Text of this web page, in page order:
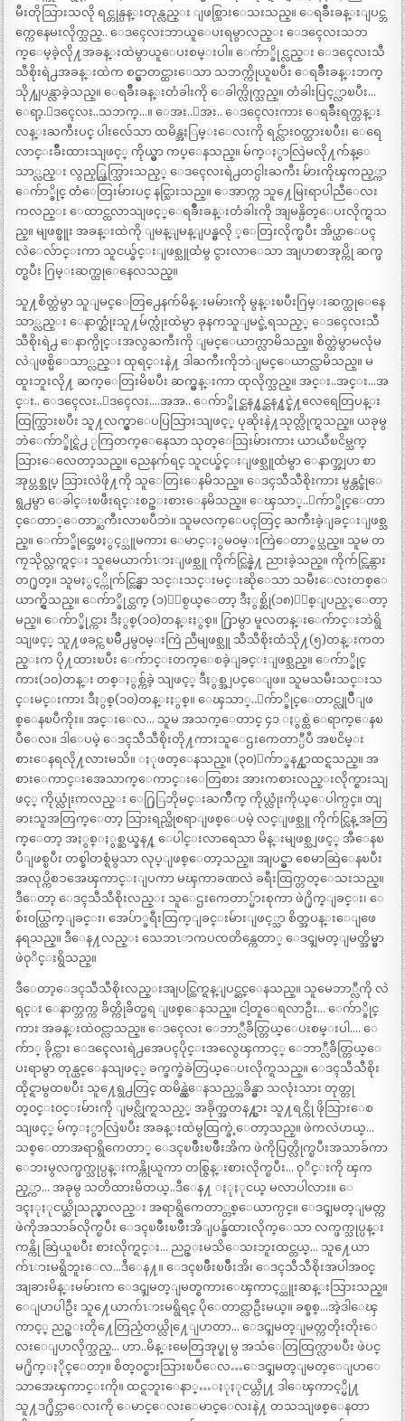
မီးတိုသြားသလို ရင္တုန္ပန္းတုန္လည္း ျဖစ္သြားေသးသည္။ ေရခ်ိဳးခန္းျပင္ဘ
က္ကေနေမးလိုက္သည္.. ေဒၚေလးဘာယူေပးရမွာလည္း ေဒၚေလးသဘ
က္ေမ့ခဲ့လို႔အခန္းထဲမွာယူေပးစမ္းပါ။ ေက်ာ္ခိုင္လည္း ေဒၚေလးသီ
သီစိုးရဲ႕အခန္းထဲက စင္မွာတင္ထားေသာ သဘက္ကိုယူၿပီး ေရခ်ိဳးခန္းဘက္
သို႔ျပန္လာခဲ့သည္။ ေရခ်ိဳးခန္းတံခါးကို ေခါက္လိုက္သည္။ တံခါးပြင့္လာၿပီး…
ေရာ့.ေဒၚေလး..သဘက္…။ ေအး..ေအး.. ေဒၚေလးကား ေရခ်ိဳးရက္တန္း
လန္းႀကီးပင္ ပါးလ်ေသာ ထမိန္အႏြမ္းေလးကို ရင္လ်ား၀တ္ထားၿပီး၊ ေရေ
လာင္းခ်ိဳးထားသျဖင့္ ကိုယ္မွာ ကပ္ေနသည္။ မ်က္ႏွာလြဲမလို႔က်န္ေ
သာ္လည္း လွည့္ထြက္သြားသည့္ ေဒၚေလးရဲ႕တင္ပါးႀကီး မ်ားကိုၾကည့္ကာ
ေက်ာ္ခိုင္ တံေတြးမ်ားပင္ နင္သြားသည္။ ေအာက္က သူ႔ေမြးရာပါညီေလး
ကလည္း ေထာင္ထလာသျဖင့္ေရခ်ိဳးခန္းတံခါးကို အျမန္ပိတ္ေပးလိုက္ရသ
ည္။ မျဖစ္ဖူး အခန္းထဲကို ျမန္ျမန္ျပန္မွလို ့ေတြးလိုက္ၿပီး အိပ္ယာေပၚ
လဲေလ်ာင္းကာ သူငယ္ခ်င္းျဖစ္သူထံမွ ငွားလာေသာ အျပာစာအုပ္ကို ဆက္ဖ
တ္ၿပီး ဂြမ္းဆက္ထုေနေလသည္။
သူ႔စိတ္ထဲမွာ သူျမင္ေတြ႕ေနက်မိန္းမမ်ားကို မွန္းၿပီးဂြမ္းဆက္ထုေနေ
သာ္လည္း ေနာက္ဆုံးသူ႔မ်က္လုံးထဲမွာ ခုနကသူျမင္ခဲ့ရသည့္ ေဒၚေလးသီ
သီစိုးရဲ႕ ေနာက္ပိုင္းအလွႀကီးကို ျမင္ေယာက္လာမိသည္။ စိတ္ထဲမွာမလုံမ
လဲျဖစ္မိေသာ္လည္း ထုရင္းနဲ႔ ဒါႀကီးကိုဘဲျမင္ေယာင္လာမိသည္။ မ
ထူးဘူးလို႔ ဆက္ေတြးမိၿပီး ဆက္မွန္းကာ ထုလိုက္သည္။ အင္း..အင္း…အ
င္း.. ေဒၚေလး..ေဒၚေလး….အအ.. ေက်ာ္ခိုင္ဆန႔္ငင္ဆန႔္ငင္နဲ႔လေရေတြပန္း
ထြက္သြားၿပီး သူ႔လက္မွာေပပြသြားသျဖင့္ ပုဆိုးနဲ႔သုတ္လိုက္ရသည္။ ယခုမွ
ဘဲေက်ာ္ခိုင္ရဲ႕ ႂကြတက္ေနေသာ သုတ္ေသြးမ်ားကား ယာယီၿငိမ္သက္
သြားေလေတာ့သည္။ ညေနက်ရင္ သူငယ္ခ်င္းျဖစ္သူထံမွာ ေနာက္အျပာ စာ
အုပ္တစ္အုပ္ သြားလဲဖို႔ကို သူေတြးေနမိသည္။ ေဒၚသီသီစိုးကား မွန္တင္ခုံေ
ရွ႕မွာ ေခါင္းၿဖီးရင္းစဥ္းစားေနမိသည္။ ေၾသာ္..ေက်ာ္ခိုင္ေတာ
င္ေတာ္ေတာ္ႀကီးလာၿပီဘဲ။ သူမလက္ေပၚတြင္ ႀကီးခဲ့ျခင္းျဖစ္သ
ည္။ ေက်ာ္ခိုင္အေဖႏွင့္သူမကား ေမာင္ႏွမ၀မ္းကြဲေတာ္စပ္သည္။ သူမ တ
ကၠသိုလ္တက္ရင္း သူမေယာက်ၤားျဖစ္သူ ကိုက်င္လြန္နဲ႔ ညားခဲ့သည္။ ကိုက်င္လြန္ကား
တ႐ုတ္။ သူမႏွင့္ကိုက်င္လြန္မွာ သင္းသင္းမင္းဆိုေသာ သမီးေလးတစ္ေ
ယာက္ရွိသည္။ ေက်ာ္ခိုင္ထက္ (၁)ႏွစ္ငယ္ေတာ့ ဒီႏွစ္ဆို(၁၈)ႏွစ္ျပည့္ေတာ့
မည္။ ေက်ာ္ခိုင္ကား ဒီႏွစ္(၁၀)တန္းႏွစ္။ ႐ြာမွာ မူလတန္းေက်ာင္းဘဲရွိ
သျဖင့္ သူ႔ဖခင္က ၿမိဳ႕မွ၀မ္းကြဲ ညီမျဖစ္သူ သီသီစိုးထံသို႔(၅)တန္းကတ
ည္းက ပို႔ထားၿပီး ေက်ာင္းတက္ေစခဲ့ျခင္းျဖစ္သည္။ ေက်ာ္ခိုင္
ကား(၁၀)တန္း တစ္ႏွစ္က်ခဲ့ သျဖင့္ ဒီႏွစ္အျပင္ေျဖ။ သူမသမီးသင္းသ
င္းမင္းကား ဒီႏွစ္(၁၀)တန္းႏွစ္။ ေၾသာ္..ေက်ာ္ခိုင္ေတာင္လူပ်ိဳျဖ
စ္ေနၿပီကိုး။ အင္းေလ… သူမ အသက္ေတာင္ ၄၁ ႏွစ္ထဲ ေရာက္ေနၿ
ပီေလ။ ဒါေပမဲ့ ေဒၚသီသီစိုးတို႔ကားသူေဌးကေတာ္ပီပီ အၿငိမ္း
စားေနရလို႔လားမသိ။ ႏုဖတ္ေနသည္။ (၃၀)ေက်ာ္ခန႔္သာထင္ရသည္။ အ
စားေကာင္းအေသာက္ေကာင္းေတြစား အားကစားလည္းလိုက္စားသျ
ဖင့္ ကိုယ္လုံးကလည္း ေ႐ြြဘိုမင္းႀကိဳက္ ကိုယ္လုံးကိုယ္ေပါက္ပင္။ တျ
ခားသူအတြက္ေတာ့ သြားရည္ယိုစရာျဖစ္ေပမဲ့ လင္ျဖစ္သူ ကိုက်င္လြန္ အတြ
က္ေတာ့ အႏွစ္ႏွစ္ဆယ္ခန႔္ ေပါင္းလာရေသာ မိန္းမျဖစ္သျဖင့္ အီေနၿ
ပီျဖစ္ၿပီး တစ္ခါတစ္ရံမွသာ လုပ္ျဖစ္ေတာ့သည္။ အျပင္မွာ စေမာဆြဲေနၿပီး
အလုပ္ကိစၥအေၾကာင္းျပကာ မၾကာခဏလဲ ခရီးထြက္တတ္ေသးသည္။
ဒီေတာ့ ေဒၚသီသီစိုးလည္း သူေဌးကေတာ္မ်ားစုကာ ဖဲ႐ိုက္ျခင္း၊ ေ
စ်း၀ယ္ထြက္ျခင္း၊ အေပ်ာ္ခရီးထြက္ျခင္းမ်ားျဖင့္သာ စိတ္အပန္းေျဖေ
နရသည္။ ဒီေန႔လည္း သေဘၤာကပၸတိန္ကေတာ္ ေဒၚျမတ္ျမတ္အိမ္မွာ
ဖဲ၀ုိင္းရွိသည္။
ဒီေတာ့ေဒၚသီသီစိုးလည္းအျပင္ထြက္ရန္ျပင္ဆင္ေနသည္။ သူမေဘာ္လီကို လဲ
ရင္း ေနာက္ဘက္က ခ်ိတ္ကိုခ်ိတ္မရ ျဖစ္ေနသည္။ ငါ့တူေရလာဦး… ေက်ာ္ခိုင္
ကား အခန္းထဲ၀င္လာသည္။ ေဒၚေလး ေဘာ္လီခ်ိတ္တြယ္ေပးစမ္းပါ…. ေ
က်ာ္ ခိုင္ကား ေဒၚေလးရဲ႕အေပၚပိုင္းအလွေၾကာင့္ ေဘာ္လီခ်ိတ္တြယ္ေ
ပးရာမွာ တုန္ယင္ေနသျဖင့္ ခက္ခက္ခဲခဲတြယ္ေပးလိုက္ရသည္။ ေဒၚသီသီစိုး
ထိုင္ရာမွထၿပီး သူ႔ေရွ႕တြင္ ထမိန္လွဲေနသည့္အခ်ိန္မွာ သလုံးသား တုတ္တု
တ္၀င္း၀င္းမ်ားကို ျမင္လိုက္ရသည့္ အခိုက္အတန႔္ကား သူ႔ရင္ကို ဖိုသြားေစ
သျဖင့္ မ်က္ႏွာလြဲၿပီး အခန္းထဲမွထြက္ခဲ့ေတာ့သည္။ ဖဲကလဲဟယ္…
သစ္ေတာအရာရွိကေတာ္ ေဒၚၿဖိဳးၿဖိဳးအိက ဖဲကိုပြတ္လိုက္ၿပီးအသာခ်ကာ
ေဘးမွလက္ဖက္သုပ္ပန္းကန္ကိုယူကာ တစ္ဇြန္းစားလိုက္ၿပီး… ၀ုိင္းကို ၾက
ည့္ကာ… အခုမွ သတိထားမိတယ္..ဒီေန႔ ႏုႏုငယ္ မလာပါလား။ ေ
ဒၚႏုႏုငယ္ဆိုသည္မွာလည္း အရာရွိကေတာ္တစ္ေယာက္ပင္။ ေဒၚျမတ္ျမတ္က
ဖဲကိုအသာခ်လိုက္ၿပီး ေဒၚၿဖိဳးၿဖိဳးအိျပန္ခ်ထားလိုက္ေသာ လက္ဖက္သုပ္ပန္း
ကန္ကို ဆြဲယူၿပီး စားလိုက္ရင္း… ညဥ္းမသိေသးဘူးထင္တယ္… သူ႔ေယာ
က်ၤားမရွိဘူးေလ…ဒီေန႔။ ေဒၚၿဖိဳးၿဖိဳးအိ၊ ေဒၚသီသီစိုးအပါအ၀င္
အျခားမိန္းမမ်ားက ေဒၚျမတ္ျမတ္စကားေၾကာင့္ထူးဆန္းသြားသည္။
ေျပာပါဦး သူ႔ေယာက်ၤားမရွိရင္ ပိုေတာင္လာဦးမယ္။ ခစ္ခစ္…အဲ့ဒါေၾ
ကာင့္ ညဥ္းတို႔ေတြညံ့တယ္လို႔ေျပာတာ… ေဒၚျမတ္ျမတ္ကတိုးတိုးေ
လးေျပာလိုက္သည္… ဟာ..မိန္းမေတြအုပ္စု မွ အသံေတြထြက္လာၿပီး ဖဲပင္
မ႐ိုက္ႏိုင္ေတာ့။ စိတ္၀င္စားသြားၿပီေလ…ေဒၚျမတ္ျမတ္ေျပာေ
သာအေၾကာင္းကို။ ထင္ရဘူးေနာ္…ႏုႏုငယ္တို႔ ဒါေၾကာင့္မို႔
သူ႔ဒ႐ိုင္ဘာေလးကို ေမာင္ေလးေမာင္ေလးနဲ႔ တသသျဖစ္ေနတာ